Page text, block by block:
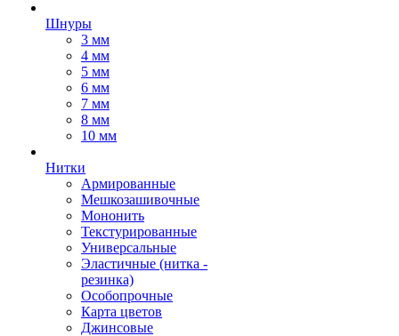
Шнуры
3 мм
4 мм
5 мм
6 мм
7 мм
8 мм
10 мм
Нитки
Армированные
Мешкозашивочные
Мононить
Текстурированные
Универсальные
Эластичные (нитка -
резинка)
Особопрочные
Карта цветов
Джинсовые